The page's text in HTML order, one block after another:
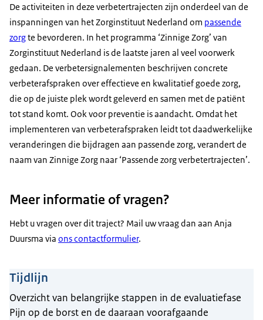
De activiteiten in deze verbetertrajecten zijn onderdeel van de
inspanningen van het Zorginstituut Nederland om passende
zorgte bevorderen. In het programma ‘Zinnige Zorg’ van
Zorginstituut Nederland is de laatste jaren al veel voorwerk
gedaan. De verbetersignalementen beschrijven concrete
verbeterafspraken over effectieve en kwalitatief goede zorg,
die op de juiste plek wordt geleverd en samen met de patiënt
tot stand komt. Ook voor preventie is aandacht. Omdat het
implementeren van verbeterafspraken leidt tot daadwerkelijke
veranderingen die bijdragen aan passende zorg, verandert de
naam van Zinnige Zorg naar ‘Passende zorg verbetertrajecten’.
Meer informatie of vragen?
Hebt u vragen over dit traject? Mail uw vraag dan aan Anja
Duursma via ons contactformulier.
Tijdlijn
Overzicht van belangrijke stappen in de evaluatiefase
Pijn op de borst en de daaraan voorafgaande